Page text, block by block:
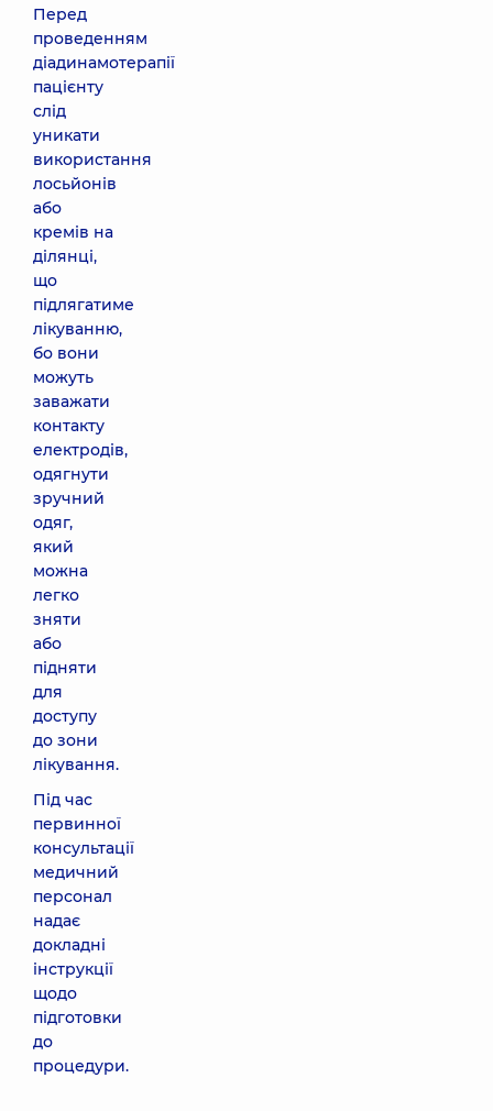
Перед
проведенням
діадинамотерапії
пацієнту
слід
уникати
використання
лосьйонів
або
кремів на
ділянці,
що
підлягатиме
лікуванню,
бо вони
можуть
заважати
контакту
електродів,
одягнути
зручний
одяг,
який
можна
легко
зняти
або
підняти
для
доступу
до зони
лікування.
Під час
первинної
консультації
медичний
персонал
надає
докладні
інструкції
щодо
підготовки
до
процедури.